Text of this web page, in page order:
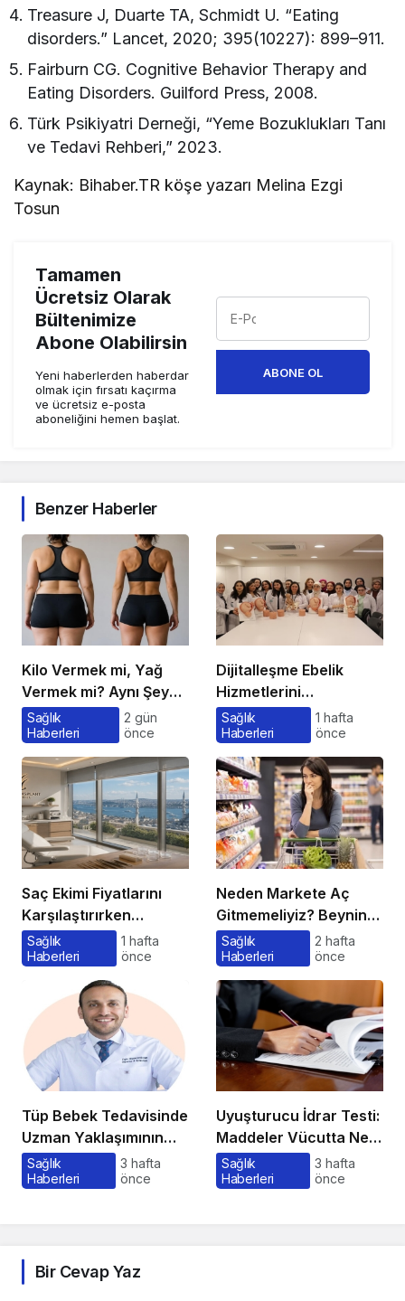
Treasure J, Duarte TA, Schmidt U. “Eating
disorders.” Lancet, 2020; 395(10227): 899–911.
Fairburn CG. Cognitive Behavior Therapy and
Eating Disorders. Guilford Press, 2008.
Türk Psikiyatri Derneği, “Yeme Bozuklukları Tanı
ve Tedavi Rehberi,” 2023.
Kaynak: Bihaber.TR köşe yazarı Melina Ezgi
Tosun
Tamamen
Ücretsiz Olarak
Bültenimize
Abone Olabilirsin
Yeni haberlerden haberdar
olmak için fırsatı kaçırma
ve ücretsiz e-posta
aboneliğini hemen başlat.
ABONE OL
Benzer Haberler
Kilo Vermek mi, Yağ
Vermek mi? Aynı Şey
Sanıyoruz Ama Değil!
Sağlık
Haberleri
2 gün
önce
Dijitalleşme Ebelik
Hizmetlerini
Dönüştürüyor
Sağlık
Haberleri
1 hafta
önce
Saç Ekimi Fiyatlarını
Karşılaştırırken
Gözden Kaçan
Maliyetler
Sağlık
Haberleri
1 hafta
önce
Neden Markete Aç
Gitmemeliyiz? Beynin
Satın Alma Psikolojisi
Sağlık
Haberleri
2 hafta
önce
Tüp Bebek Tedavisinde
Uzman Yaklaşımının
Önemi ve Bilinmesi
Gerekenler
Sağlık
Haberleri
3 hafta
önce
Uyuşturucu İdrar Testi:
Maddeler Vücutta Ne
Kadar Kalır, Süreç
Nasıl İşler?
Sağlık
Haberleri
3 hafta
önce
Bir Cevap Yaz